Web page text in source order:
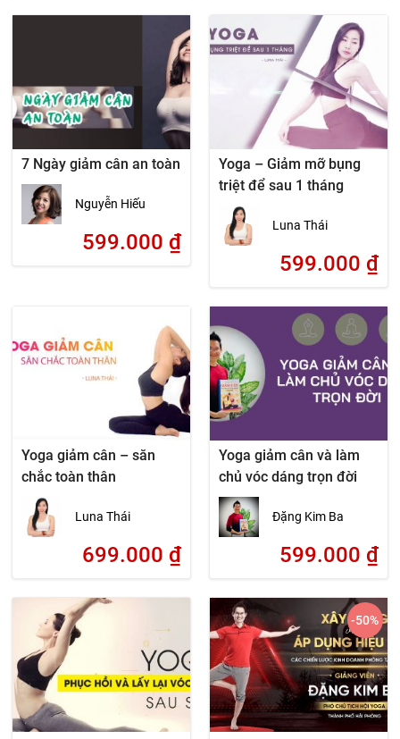
7 Ngày giảm cân an toàn
Nguyễn Hiếu
599.000 ₫
Yoga – Giảm mỡ bụng
triệt để sau 1 tháng
Luna Thái
599.000 ₫
Yoga giảm cân – săn
chắc toàn thân
Luna Thái
699.000 ₫
Yoga giảm cân và làm
chủ vóc dáng trọn đời
Đặng Kim Ba
599.000 ₫
-50%